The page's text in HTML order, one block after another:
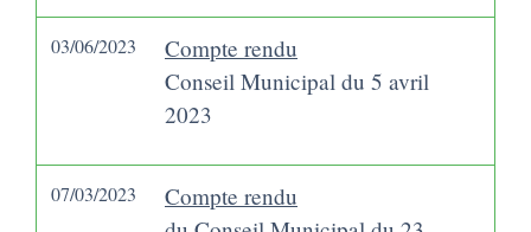
03/06/2023
Compte rendu
Conseil Municipal du 5 avril
2023
07/03/2023
Compte rendu